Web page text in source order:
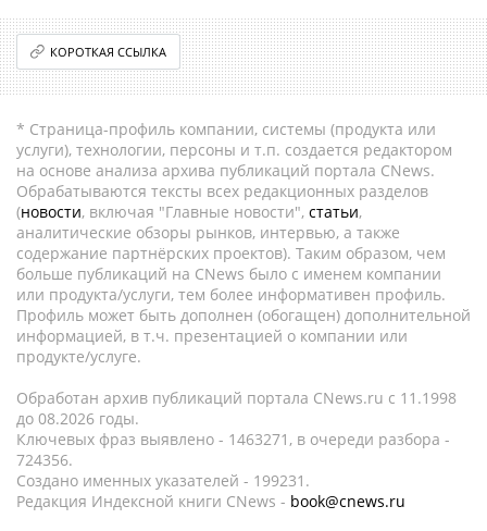
КОРОТКАЯ ССЫЛКА
* Страница-профиль компании, системы (продукта или
услуги), технологии, персоны и т.п. создается редактором
на основе анализа архива публикаций портала CNews.
Обрабатываются тексты всех редакционных разделов
(новости, включая "Главные новости", статьи,
аналитические обзоры рынков, интервью, а также
содержание партнёрских проектов). Таким образом, чем
больше публикаций на CNews было с именем компании
или продукта/услуги, тем более информативен профиль.
Профиль может быть дополнен (обогащен) дополнительной
информацией, в т.ч. презентацией о компании или
продукте/услуге.
Обработан архив публикаций портала CNews.ru c 11.1998
до 08.2026 годы.
Ключевых фраз выявлено - 1463271, в очереди разбора -
724356.
Создано именных указателей - 199231.
Редакция Индексной книги CNews - book@cnews.ru